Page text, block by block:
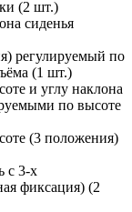
(2 шт.)
сиденья
регулируемый по
(1 шт.)
и углу наклона
по высоте
(3 положения)
с 3-х
фиксация) (2